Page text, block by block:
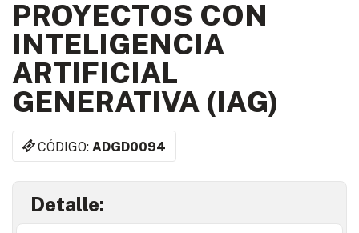
PROYECTOS CON
INTELIGENCIA
ARTIFICIAL
GENERATIVA (IAG)
CÓDIGO:ADGD0094
Detalle: